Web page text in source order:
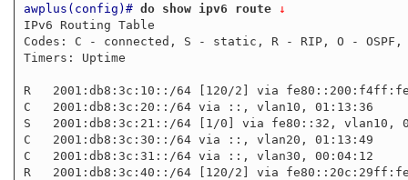
awplus(config)# do show ipv6 route ↓
IPv6 Routing Table
Codes: C - connected, S - static, R - RIP, O - OSPF,
Timers: Uptime
R   2001:db8:3c:10::/64 [120/2] via
C   2001:db8:3c:20::/64 via ::, vlan10, 01:13:36
S   2001:db8:3c:21::/64 [1/0] via fe80::32, vlan10,
C   2001:db8:3c:30::/64 via ::, vlan20, 01:13:49
C   2001:db8:3c:31::/64 via ::, vlan30, 00:04:12
R   2001:db8:3c:40::/64 [120/2] via